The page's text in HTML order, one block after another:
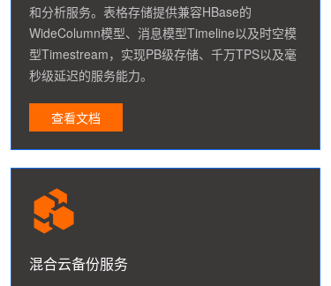
和分析服务。表格存储提供兼容HBase的
WideColumn模型、消息模型Timeline以及时空模
型Timestream，实现PB级存储、千万TPS以及毫
秒级延迟的服务能力。
查看文档
混合云备份服务